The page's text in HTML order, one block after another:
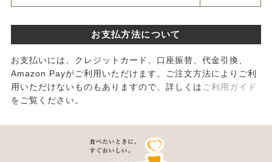
お支払方法について
お支払いには、クレジットカード、口座振替、代金引換、
Amazon Payがご利用いただけます。ご注文方法によりご利
用いただけないものもありますので、詳しくは ご利用ガイド
をご覧ください。